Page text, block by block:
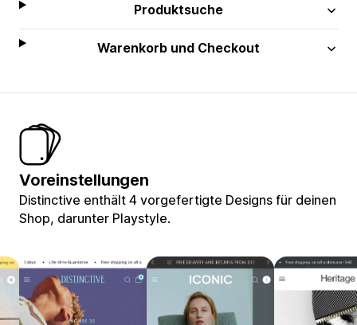
Produktsuche
Warenkorb und Checkout
Voreinstellungen
Distinctive enthält 4 vorgefertigte Designs für deinen
Shop, darunter Playstyle.